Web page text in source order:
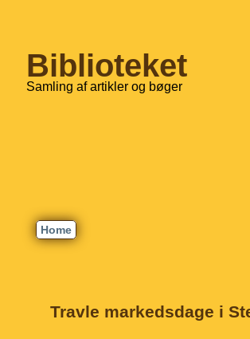
Biblioteket
Samling af artikler og bøger
Home
Travle markedsdage i